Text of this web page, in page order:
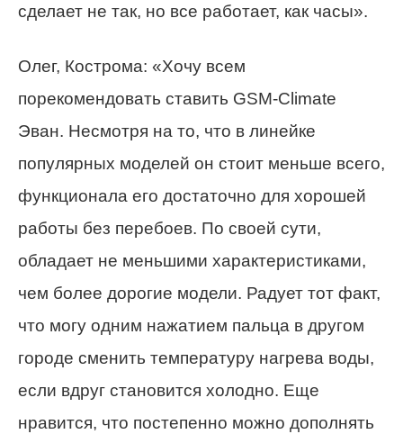
сделает не так, но все работает, как часы».
Олег, Кострома: «Хочу всем
порекомендовать ставить GSM-Climate
Эван. Несмотря на то, что в линейке
популярных моделей он стоит меньше всего,
функционала его достаточно для хорошей
работы без перебоев. По своей сути,
обладает не меньшими характеристиками,
чем более дорогие модели. Радует тот факт,
что могу одним нажатием пальца в другом
городе сменить температуру нагрева воды,
если вдруг становится холодно. Еще
нравится, что постепенно можно дополнять